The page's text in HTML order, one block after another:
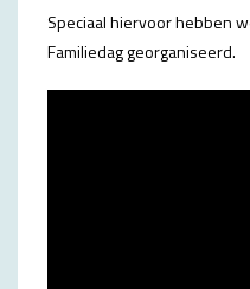
Speciaal hiervoor hebben
Familiedag georganiseerd.